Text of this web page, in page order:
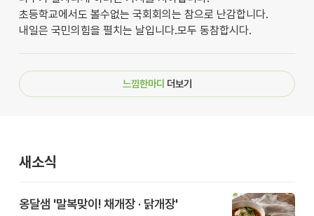
초등학교에서도 볼수없는 국회회의는 참으로 난감합니다.
내일은 국민의힘을 펼치는 날입니다.모두 동참합시다.
느낌한마디 더보기
새소식
옹달샘 '말복맞이! 채개장 · 닭개장'